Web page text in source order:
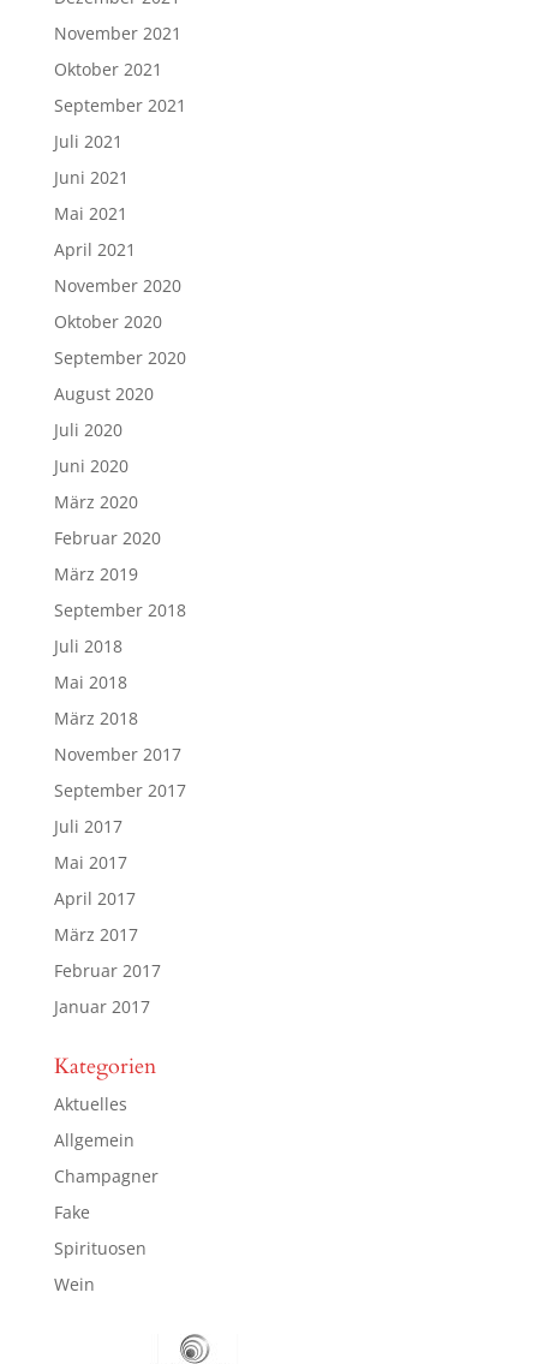
November 2021
Oktober 2021
September 2021
Juli 2021
Juni 2021
Mai 2021
April 2021
November 2020
Oktober 2020
September 2020
August 2020
Juli 2020
Juni 2020
März 2020
Februar 2020
März 2019
September 2018
Juli 2018
Mai 2018
März 2018
November 2017
September 2017
Juli 2017
Mai 2017
April 2017
März 2017
Februar 2017
Januar 2017
Kategorien
Aktuelles
Allgemein
Champagner
Fake
Spirituosen
Wein